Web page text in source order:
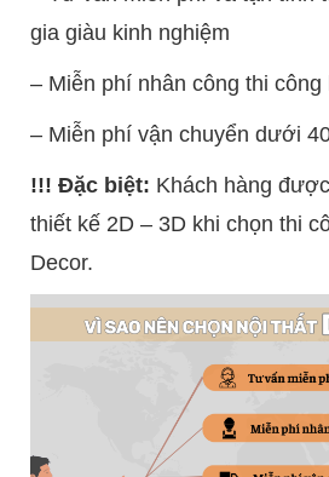
gia giàu kinh nghiệm
– Miễn phí nhân công thi công
– Miễn phí vận chuyển dưới
!!! Đặc biệt: Khách hàng
thiết kế 2D – 3D khi chọn thi
Decor.